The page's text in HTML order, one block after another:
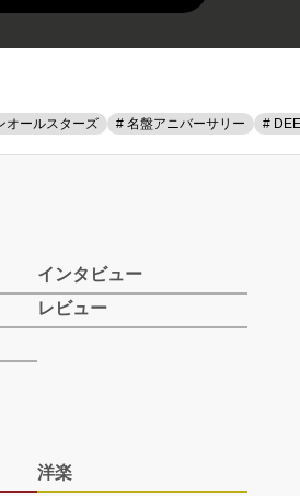
オールスターズ # 名盤アニバーサリー #
インタビュー
レビュー
洋楽